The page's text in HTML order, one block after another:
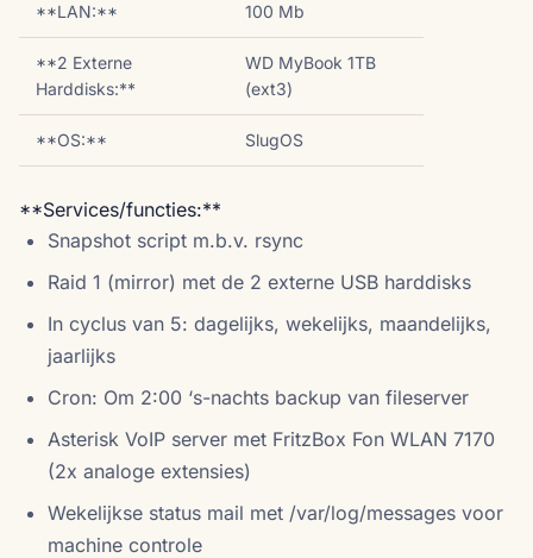
**LAN:** 100 Mb
**2 Externe
Harddisks:**
WD MyBook 1TB
(ext3)
**OS:** SlugOS
**Services/functies:**
Snapshot script m.b.v. rsync
Raid 1 (mirror) met de 2 externe USB harddisks
In cyclus van 5: dagelijks, wekelijks, maandelijks,
jaarlijks
Cron: Om 2:00 ‘s-nachts backup van fileserver
Asterisk VoIP server met FritzBox Fon WLAN 7170
(2x analoge extensies)
Wekelijkse status mail met /var/log/messages voor
machine controle